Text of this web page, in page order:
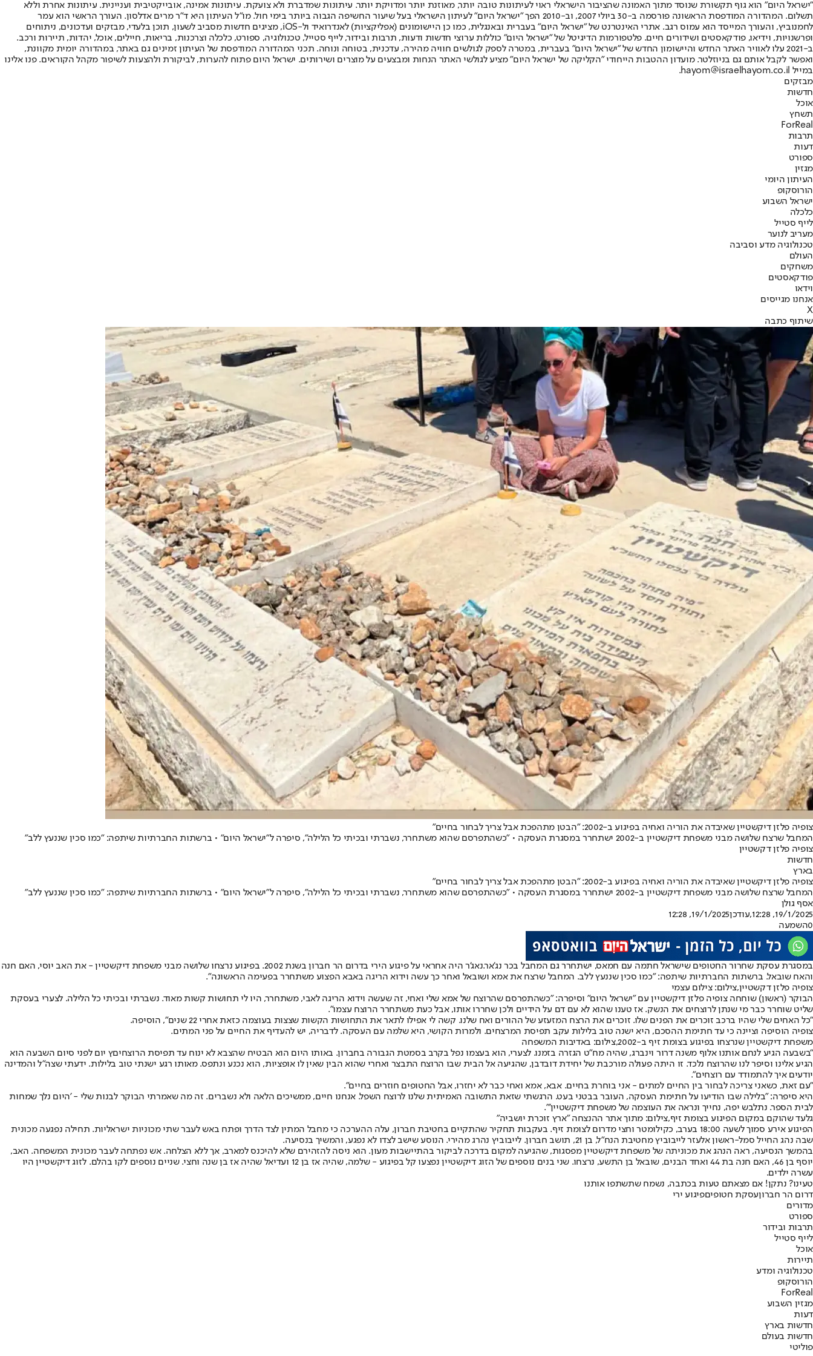
"ישראל היום" הוא גוף תקשורת שנוסד מתוך האמונה שהציבור הישראלי ראוי לעיתונות טובה יותר, מאוזנת יותר ומדויקת יותר. עיתונות שמדברת ולא צועקת. עיתונות אמינה, אובייקטיבית ועניינית. עיתונות אחרת וללא
תשלום. המהדורה המודפסת הראשונה פורסמה ב-30 ביולי 2007, וב-2010 הפך "ישראל היום" לעיתון הישראלי בעל שיעור החשיפה הגבוה ביותר בימי חול. מו"ל העיתון היא ד"ר מרים אדלסון. העורך הראשי הוא עמר
לחמנוביץ, והעורך המייסד הוא עמוס רגב. אתרי האינטרנט של "ישראל היום" בעברית ובאנגלית, כמו כן היישומונים (אפליקציות) לאנדרואיד ול-iOS, מציגים חדשות מסביב לשעון, תוכן בלעדי, מבזקים ועדכונים, ניתוחים
ופרשנויות, וידיאו, פודקאסטים ושידורים חיים. פלטפורמות הדיגיטל של "ישראל היום" כוללות ערוצי חדשות ודעות, תרבות ובידור, לייף סטייל, טכנולוגיה, ספורט, כלכלה וצרכנות, בריאות, חיילים, אוכל, יהדות, תיירות ורכב.
ב-2021 עלו לאוויר האתר החדש והיישומון החדש של "ישראל היום" בעברית, במטרה לספק לגולשים חוויה מהירה, עדכנית, בטוחה ונוחה. תכני המהדורה המודפסת של העיתון זמינים גם באתר, במהדורה יומית מקוונת,
ואפשר לקבל אותם גם בניוזלטר. מועדון ההטבות הייחודי "הקליקה של ישראל היום" מציע לגולשי האתר הנחות ומבצעים על מוצרים ושירותים. ישראל היום פתוח להערות, לביקורת ולהצעות לשיפור מקהל הקוראים. פנו אלינו
במייל hayom@israelhayom.co.il.
מבזקים
חדשות
אוכל
תשחץ
ForReal
תרבות
דעות
ספורט
מגזין
העיתון היומי
הורוסקופ
ישראל השבוע
כלכלה
לייף סטייל
מעריב לנוער
טכנולוגיה מדע וסביבה
העולם
משחקים
פודקאסטים
וידאו
אנחנו מגייסים
X
שיתוף כתבה
צופיה פלזן דיקשטיין שאיבדה את הוריה ואחיה בפיגוע ב-2002: "הבטן מתהפכת אבל צריך לבחור בחיים"
המחבל שרצח שלושה מבני משפחת דיקשטיין ב-2002 ישתחרר במסגרת העסקה • "כשהתפרסם שהוא משתחרר, נשברתי ובכיתי כל הלילה", סיפרה ל"ישראל היום" • ברשתות החברתיות שיתפה: "כמו סכין שננעץ ללב"
צופיה פלזן דקשטיין
חדשות
בארץ
צופיה פלזן דיקשטיין שאיבדה את הוריה ואחיה בפיגוע ב-2002: "הבטן מתהפכת אבל צריך לבחור בחיים"
המחבל שרצח שלושה מבני משפחת דיקשטיין ב-2002 ישתחרר במסגרת העסקה • "כשהתפרסם שהוא משתחרר, נשברתי ובכיתי כל הלילה", סיפרה ל"ישראל היום" • ברשתות החברתיות שיתפה: "כמו סכין שננעץ ללב"
אסף גולן
19/1/2025, 12:28
,עודכן19/1/2025, 12:28
0השמעה
במסגרת עסקת שחרור החטופים שישראל חתמה עם חמאס, ישתחרר גם המחבל בכר נג'אר.
נאג'ר היה אחראי על פיגוע הירי בדרום הר חברון בשנת 2002. בפיגוע נרצחו שלושה מבני משפחת דיקשטיין - את האב יוסי, האם חנה
והאח שובאל. ברשתות החברתיות שיתפה: "כמו סכין שננעץ ללב. המחבל שרצח את אמא ושובאל ואחר כך עשה וידוא הריגה באבא הפצוע משתחרר בפעימה הראשונה".
צופיה פלזן דקשטיין,צילום: צילום עצמי
הבוקר (ראשון) שוחחה צופיה פלזן דיקשטיין עם "ישראל היום" וסיפרה: "כשהתפרסם שהרוצח של אמא שלי ואחי, זה שעשה וידוא הריגה לאבי, משתחרר, היו לי תחושות קשות מאוד. נשברתי ובכיתי כל הלילה. לצערי בעסקת
שליט שוחרר כבר מי שנתן לרוצחים את הנשק. אז טענו שהוא לא עם דם על הידיים ולכן שחררו אותו, אבל כעת משתחרר הרוצח עצמו".
"כל האחים שלי שהיו ברכב זוכרים את הפנים שלו. זוכרים את הרצח המזעזע של ההורים ואח שלנו. קשה לי אפילו לתאר את התחושות הקשות שצצות בעוצמה כזאת אחרי 22 שנים", הוסיפה.
צופיה הוסיפה וציינה כי עד חתימת ההסכם, היא ישנה טוב בלילות עקב תפיסת המרצחים. ולמרות הקושי, היא שלמה עם העסקה. לדבריה, יש להעדיף את החיים על פני המתים.
משפחת דיקשטיין שנרצחו בפיגוע בצומת זיף ב-2002,צילום: באדיבות המשפחה
"בשבעה הגיע לנחם אותנו אלוף משנה דרור וינברג, שהיה מח"ט הגזרה בזמנו. לצערי, הוא בעצמו נפל בקרב בסמטת הגבורה בחברון. באותו היום הוא הבטיח שהצבא לא ינוח עד תפיסת הרוצחיםץ יום לפני סיום השבעה הוא
הגיע אלינו וסיפר לנו שהרוצח נלכד. זו היתה פעולה מורכבת של יחידת דובדבן, שהגיעה אל הבית שבו הרוצח התבצר ואחרי שהוא הבין שאין לו אופציות, הוא נכנע ונתפס. מאותו רגע ישנתי טוב בלילות. ידעתי שצה"ל והמדינה
יודעים איך להתמודד עם רוצחים".
"עם זאת, כשאני צריכה לבחור בין החיים למתים - אני בוחרת בחיים. אבא, אמא ואחי כבר לא יחזרו, אבל החטופים חוזרים בחיים".
היא סיפרה: "בלילה שבו הודיעו על חתימת העסקה, העובר בבטני בעט. הרגשתי שזאת התשובה האמיתית שלנו לרוצח השפל. אנחנו חיים, ממשיכים הלאה ולא נשברים. זה מה שאמרתי הבוקר לבנות שלי - 'היום נלך שמחות
לבית הספר. נתלבש יפה, נחייך ונראה את העוצמה של משפחת דיקשטיין'".
גלעד שהוקם במקום הפיגוע בצומת זיף,צילום: מתוך אתר ההנצחה "ארץ זוכרת יושביה"
הפיגוע אירע סמוך לשעה 18:00 בערב, כקילומטר וחצי מדרום לצומת זיף. בעקבות תחקיר שהתקיים בחטיבת חברון, עלה ההערכה כי מחבל המתין לצד הדרך ופתח באש לעבר שתי מכוניות ישראליות. תחילה נפגעה מכונית
שבה נהג החייל סמל-ראשון אלעזר לייבוביץ מחטיבת הנח"ל, בן 21, תושב חברון. לייבוביץ נהרג מהירי. הנוסע שישב לצדו לא נפגע, והמשיך בנסיעה.
בהמשך הנסיעה, ראה הנהג את מכוניתה של משפחת דיקשטיין מפסגות, שהגיעה למקום בדרכה לביקור בהתיישבות מעון. הוא ניסה להזהירם שלא להיכנס למארב, אך ללא הצלחה. אש נפתחה לעבר מכונית המשפחה. האב,
יוסף בן 46, האם חנה בת 44 ואחד הבנים, שובאל בן התשע, נרצחו. שני בנים נוספים של הזוג דיקשטיין נפצעו קל בפיגוע - שלמה, שהיה אז בן 12 ועדיאל שהיה אז בן שנה וחצי. שניים נוספים לקו בהלם. לזוג דיקשטיין היו
עשרה ילדים.
טעינו? נתקן! אם מצאתם טעות בכתבה, נשמח שתשתפו אותנו
דרום הר חברוןעסקת חטופיםפיגוע ירי
מדורים
ספורט
תרבות ובידור
לייף סטייל
אוכל
תיירות
טכנולוגיה ומדע
הורוסקופ
ForReal
מגזין השבוע
דעות
חדשות בארץ
חדשות בעולם
פוליטי